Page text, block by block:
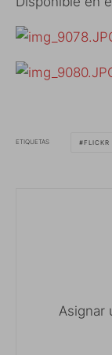
ETIQUETAS FLICKR
Asignar